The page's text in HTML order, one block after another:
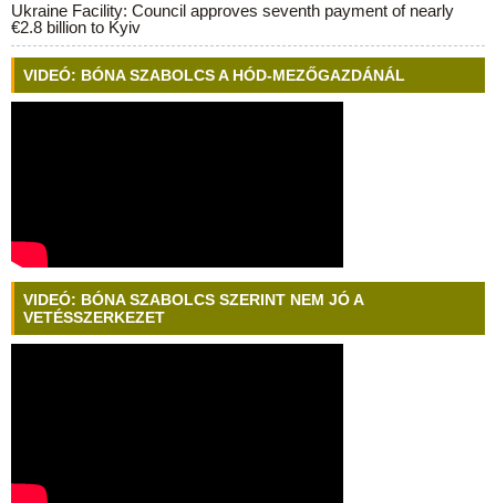
Ukraine Facility: Council approves seventh payment of nearly
€2.8 billion to Kyiv
VIDEÓ: BÓNA SZABOLCS A HÓD-MEZŐGAZDÁNÁL
VIDEÓ: BÓNA SZABOLCS SZERINT NEM JÓ A
VETÉSSZERKEZET